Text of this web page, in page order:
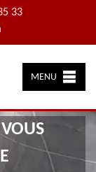
33
MENU